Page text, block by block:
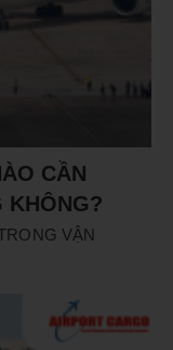
CẦN
KHÔNG?
VẬN